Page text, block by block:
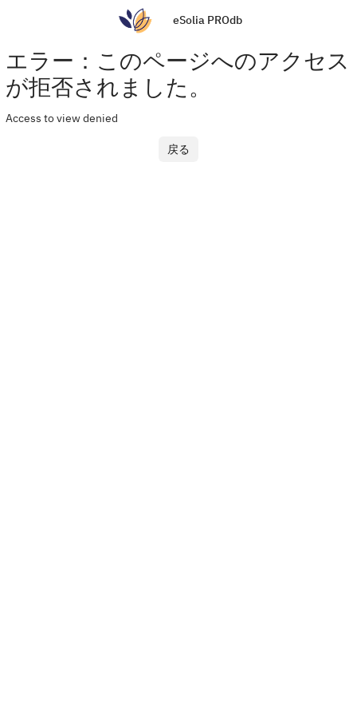
eSolia PROdb
エラー：このページへのアクセス
が拒否されました。
Access to view denied
戻る